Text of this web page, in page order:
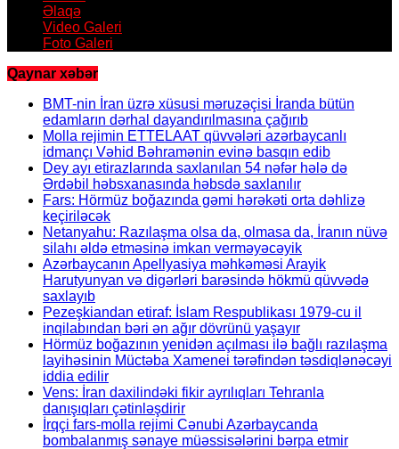
Əlaqə
Video Galeri
Foto Galeri
Qaynar xəbər
BMT-nin İran üzrə xüsusi məruzəçisi İranda bütün
edamların dərhal dayandırılmasına çağırıb
Molla rejimin ETTELAAT qüvvələri azərbaycanlı
idmançı Vəhid Bəhramənin evinə basqın edib
Dey ayı etirazlarında saxlanılan 54 nəfər hələ də
Ərdəbil həbsxanasında həbsdə saxlanılır
Fars: Hörmüz boğazında gəmi hərəkəti orta dəhlizə
keçiriləcək
Netanyahu: Razılaşma olsa da, olmasa da, İranın nüvə
silahı əldə etməsinə imkan verməyəcəyik
Azərbaycanın Apellyasiya məhkəməsi Arayik
Harutyunyan və digərləri barəsində hökmü qüvvədə
saxlayıb
Pezeşkiandan etiraf: İslam Respublikası 1979-cu il
inqilabından bəri ən ağır dövrünü yaşayır
Hörmüz boğazının yenidən açılması ilə bağlı razılaşma
layihəsinin Müctəba Xamenei tərəfindən təsdiqlənəcəyi
iddia edilir
Vens: İran daxilindəki fikir ayrılıqları Tehranla
danışıqları çətinləşdirir
İrqçi fars-molla rejimi Cənubi Azərbaycanda
bombalanmış sənaye müəssisələrini bərpa etmir